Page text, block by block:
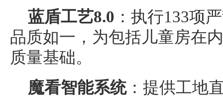
蓝盾工艺8.0 ：执行133项
品质如一，为包括儿童房在
质量基础。
魔看智能系统：提供工地